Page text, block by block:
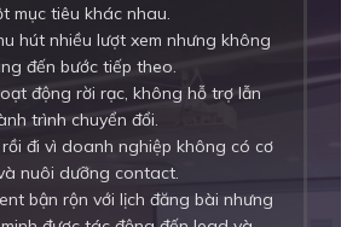
mục tiêu khác nhau.
hút nhiều lượt xem nhưng không
đến bước tiếp theo.
động rời rạc, không hỗ trợ lẫn
trình chuyển đổi.
đi vì doanh nghiệp không có cơ
nuôi dưỡng contact.
bận rộn với lịch đăng bài nhưng